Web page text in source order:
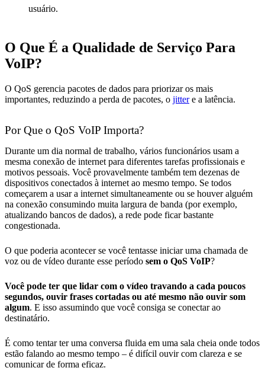
usuário.
O Que É a Qualidade de Serviço Para
VoIP?
O QoS gerencia pacotes de dados para priorizar os mais
importantes, reduzindo a perda de pacotes, o jittere a latência.
Por Que o QoS VoIP Importa?
Durante um dia normal de trabalho, vários funcionários usam a
mesma conexão de internet para diferentes tarefas profissionais e
motivos pessoais. Você provavelmente também tem dezenas de
dispositivos conectados à internet ao mesmo tempo. Se todos
começarem a usar a internet simultaneamente ou se houver alguém
na conexão consumindo muita largura de banda (por exemplo,
atualizando bancos de dados), a rede pode ficar bastante
congestionada.
O que poderia acontecer se você tentasse iniciar uma chamada de
voz ou de vídeo durante esse período sem o QoS VoIP?
Você pode ter que lidar com o vídeo travando a cada poucos
segundos, ouvir frases cortadas ou até mesmo não ouvir som
algum. E isso assumindo que você consiga se conectar ao
destinatário.
É como tentar ter uma conversa fluida em uma sala cheia onde todos
estão falando ao mesmo tempo – é difícil ouvir com clareza e se
comunicar de forma eficaz.